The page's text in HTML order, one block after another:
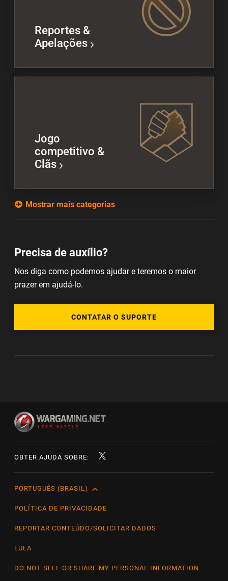
Reportes &
Apelações
Jogo
competitivo &
Clãs
Mostrar mais categorias
Precisa de auxílio?
Nos diga como podemos ajudar e teremos o maior
prazer em ajudá-lo.
CONTATAR O SUPORTE
OBTER AJUDA SOBRE:
English
Čeština
Français
PORTUGUÊS (BRASIL)
POLÍTICA DE PRIVACIDADE
REPORTAR CONTEÚDO/SOLICITAR DADOS
EULA
DO NOT SELL OR SHARE MY PERSONAL INFORMATION